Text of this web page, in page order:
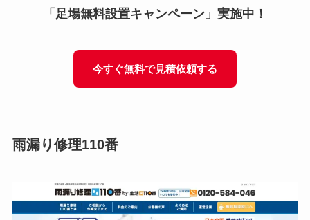
「足場無料設置キャンペーン」実施中！
今すぐ無料で見積依頼する
雨漏り修理110番